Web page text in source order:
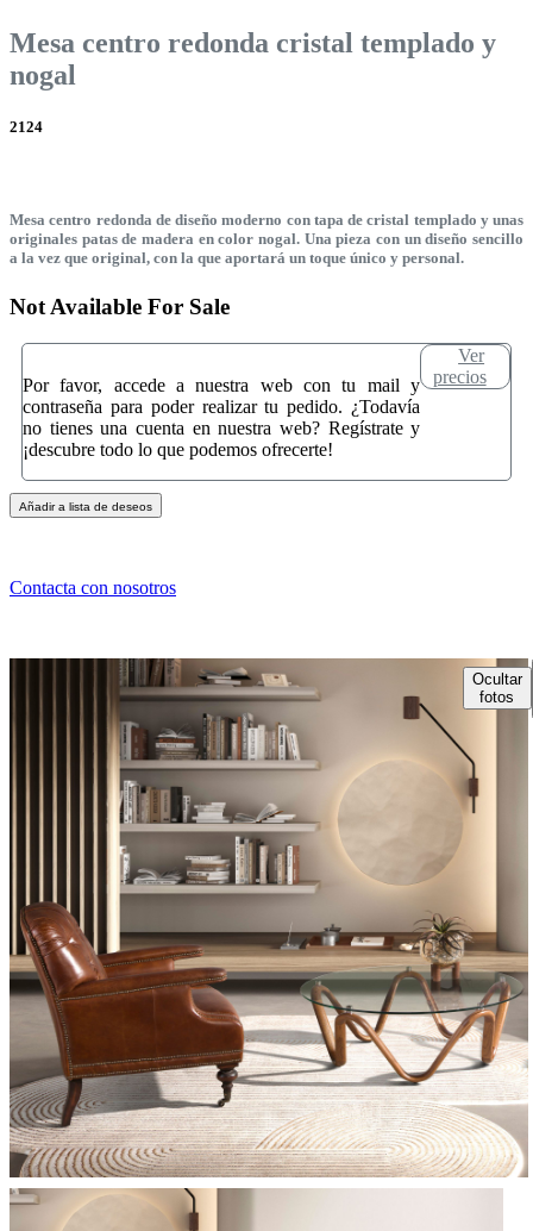
Mesa centro redonda cristal templado y
nogal
2124
Mesa centro redonda de diseño moderno con tapa de cristal templado y unas
originales patas de madera en color nogal. Una pieza con un diseño sencillo
a la vez que original, con la que aportará un toque único y personal.
Not Available For Sale
Por favor, accede a nuestra web con tu mail y
contraseña para poder realizar tu pedido. ¿Todavía
no tienes una cuenta en nuestra web? Regístrate y
¡descubre todo lo que podemos ofrecerte!
Ver
precios
Añadir a lista de deseos
Contacta con nosotros
Ocultar
fotos